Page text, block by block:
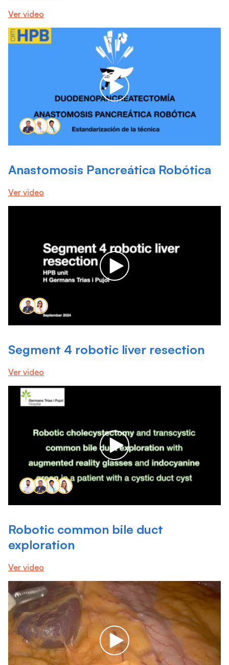
Ver video
Anastomosis Pancreática Robótica
Ver video
Segment 4 robotic liver resection
Ver video
Robotic common bile duct
exploration
Ver video